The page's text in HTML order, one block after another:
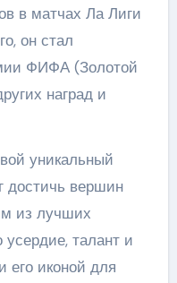
в матчах Ла Лиги
он стал
ФИФА (Золотой
наград и
уникальный
достичь вершин
из лучших
талант и
его иконой для